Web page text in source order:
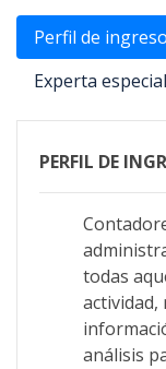
Perfil de ingreso
Experta
PERFIL DE
todas
análisis